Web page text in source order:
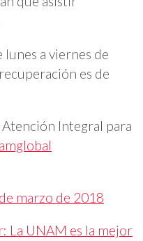
a viernes de
es de
Integral para
marzo de 2018
La UNAM es la mejor